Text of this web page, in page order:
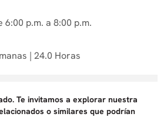
p.m. a 8:00 p.m.
| 24.0 Horas
Te invitamos a explorar nuestra
o similares que podrían